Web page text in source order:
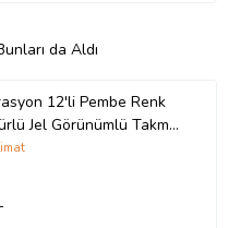
da Aldı
12'li Pembe Renk
Jel Görünümlü Takma